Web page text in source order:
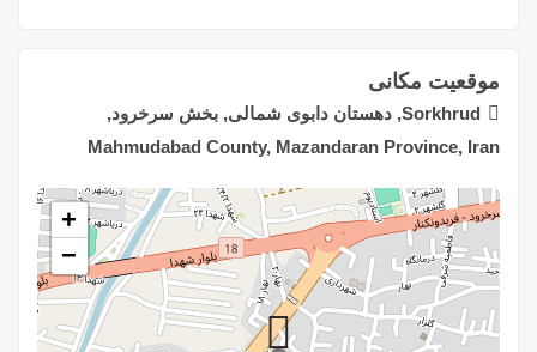
موقعیت مکانی
Sorkhrud, دهستان دابوی شمالی, بخش سرخرود,
Mahmudabad County, Mazandaran Province, Iran
+
−